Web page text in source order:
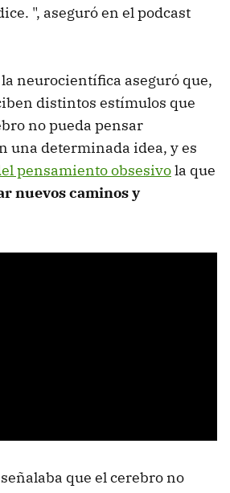
", aseguró en el podcast
neurocientífica aseguró que,
distintos estímulos que
no pueda pensar
una determinada idea, y es
pensamiento obsesivola que
nuevos caminos y
que el cerebro no